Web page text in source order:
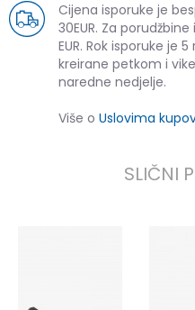
Cijena isporuke je
30EUR. Za
EUR. Rok isporuke je
kreirane petkom i
naredne nedjelje.
Više o Uslovima
SLIČNI